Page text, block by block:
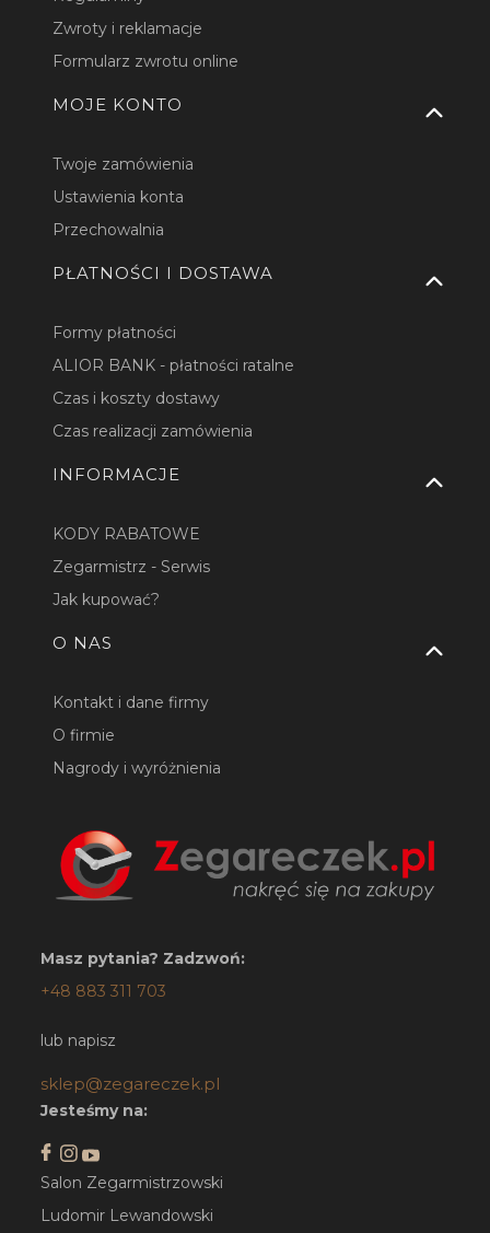
Zwroty i reklamacje
Formularz zwrotu online
MOJE KONTO
Twoje zamówienia
Ustawienia konta
Przechowalnia
PŁATNOŚCI I DOSTAWA
Formy płatności
ALIOR BANK - płatności ratalne
Czas i koszty dostawy
Czas realizacji zamówienia
INFORMACJE
KODY RABATOWE
Zegarmistrz - Serwis
Jak kupować?
O NAS
Kontakt i dane firmy
O firmie
Nagrody i wyróżnienia
Masz pytania? Zadzwoń:
+48 883 311 703
lub napisz
sklep@zegareczek.pl
Jesteśmy na:
Salon Zegarmistrzowski
Ludomir Lewandowski